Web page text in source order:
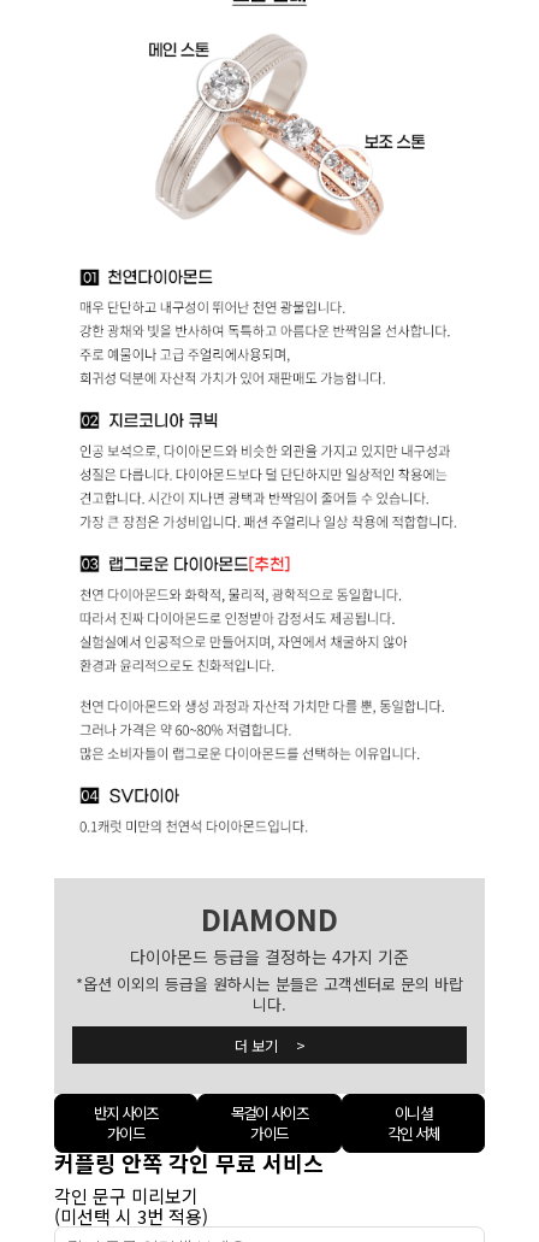
DIAMOND
다이아몬드 등급을 결정하는 4가지 기준
*옵션 이외의 등급을 원하시는 분들은 고객센터로 문의 바랍
니다.
더 보기 >
반지 사이즈
가이드
목걸이 사이즈
가이드
이니셜
각인 서체
커플링 안쪽 각인 무료 서비스
각인 문구 미리보기
(미선택 시 3번 적용)